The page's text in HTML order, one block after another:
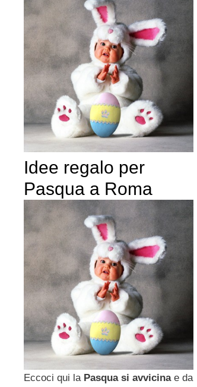
Idee regalo per
Pasqua a Roma
Eccoci qui la Pasqua si avvicinae da